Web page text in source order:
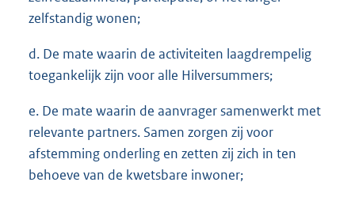
zelfstandig wonen;
d. De mate waarin de activiteiten laagdrempelig
toegankelijk zijn voor alle Hilversummers;
e. De mate waarin de aanvrager samenwerkt met
relevante partners. Samen zorgen zij voor
afstemming onderling en zetten zij zich in ten
behoeve van de kwetsbare inwoner;